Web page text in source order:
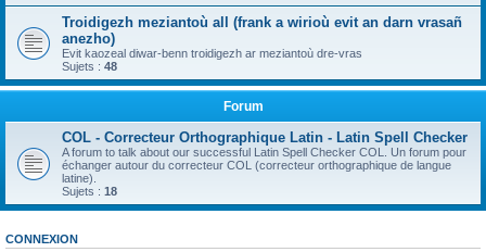
Troidigezh meziantoù all (frank a wirioù evit an darn vrasañ
anezho)
Evit kaozeal diwar-benn troidigezh ar meziantoù dre-vras
Sujets : 48
Forum
COL - Correcteur Orthographique Latin - Latin Spell Checker
A forum to talk about our successful Latin Spell Checker COL. Un forum pour
échanger autour du correcteur COL (correcteur orthographique de langue
latine).
Sujets : 18
CONNEXION